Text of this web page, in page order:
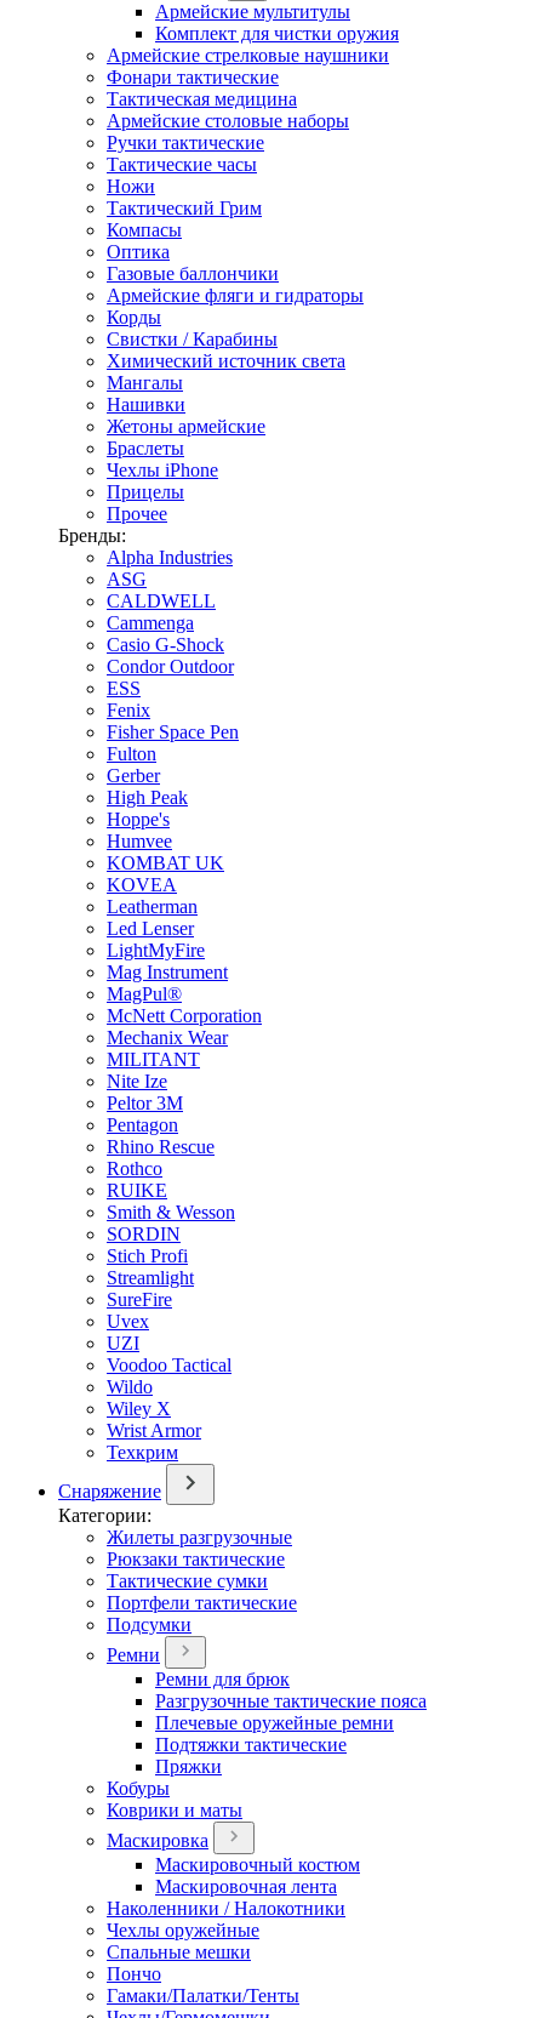
Армейские мультитулы
Комплект для чистки оружия
Армейские стрелковые наушники
Фонари тактические
Тактическая медицина
Армейские столовые наборы
Ручки тактические
Тактические часы
Ножи
Тактический Грим
Компасы
Оптика
Газовые баллончики
Армейские фляги и гидраторы
Корды
Свистки / Карабины
Химический источник света
Мангалы
Нашивки
Жетоны армейские
Браслеты
Чехлы iPhone
Прицелы
Прочее
Бренды:
Alpha Industries
ASG
CALDWELL
Cammenga
Casio G-Shock
Condor Outdoor
ESS
Fenix
Fisher Space Pen
Fulton
Gerber
High Peak
Hoppe's
Humvee
KOMBAT UK
KOVEA
Leatherman
Led Lenser
LightMyFire
Mag Instrument
MagPul®
McNett Corporation
Mechanix Wear
MILITANT
Nite Ize
Peltor 3M
Pentagon
Rhino Rescue
Rothco
RUIKE
Smith & Wesson
SORDIN
Stich Profi
Streamlight
SureFire
Uvex
UZI
Voodoo Tactical
Wildo
Wiley X
Wrist Armor
Техкрим
Снаряжение
Категории:
Жилеты разгрузочные
Рюкзаки тактические
Тактические сумки
Портфели тактические
Подсумки
Ремни
Ремни для брюк
Разгрузочные тактические пояса
Плечевые оружейные ремни
Подтяжки тактические
Пряжки
Кобуры
Коврики и маты
Маскировка
Маскировочный костюм
Маскировочная лента
Наколенники / Налокотники
Чехлы оружейные
Спальные мешки
Пончо
Гамаки/Палатки/Тенты